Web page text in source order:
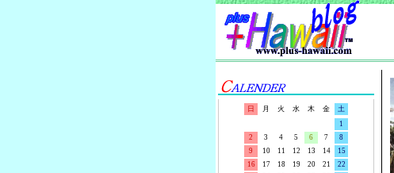
日 月 火 水 木 金
土
1
2
3 4 5 6 7
8
9
10 11 12 13 14
15
16
17 18 19 20 21
22